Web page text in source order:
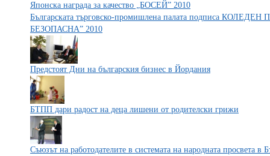
Японска награда за качество „БОСЕЙ” 2010
Българската търговско-промишлена палата подписа
БЕЗОПАСНА” 2010
Предстоят Дни на българския бизнес в Йордания
БТПП дари радост на деца лишени от родителски грижи
Съюзът на работодателите в системата на народната просвета